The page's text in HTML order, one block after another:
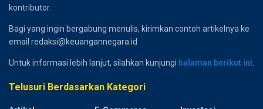
kontributor.
Bagi yang ingin bergabung menulis, kirimkan contoh artikelnya ke
email redaksi@keuangannegara.id
Untuk informasi lebih lanjut, silahkan kunjungi halaman berikut ini
Telusuri Berdasarkan Kategori